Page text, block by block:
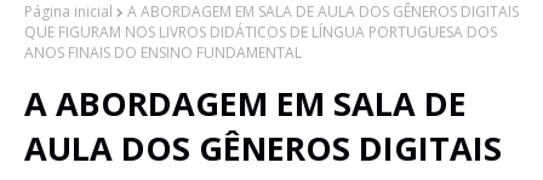
Página inicial
A ABORDAGEM EM SALA DE AULA DOS GÊNEROS DIGITAIS
QUE FIGURAM NOS LIVROS DIDÁTICOS DE LÍNGUA PORTUGUESA DOS
ANOS FINAIS DO ENSINO FUNDAMENTAL
A ABORDAGEM EM SALA DE
AULA DOS GÊNEROS DIGITAIS